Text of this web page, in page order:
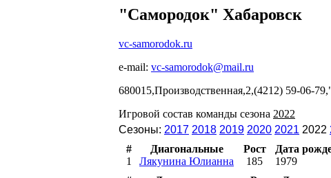
"Самородок" Хабаровск
vc-samorodok.ru
e-mail: vc-samorodok@mail.ru
680015,Производственная,2,(4212) 59-
Игровой состав команды сезона 2022
Сезоны: 2017 2018 2019 2020 2021 2022
#
Диагональные Рост Дата
1
Лякунина Юлианна 185 1979